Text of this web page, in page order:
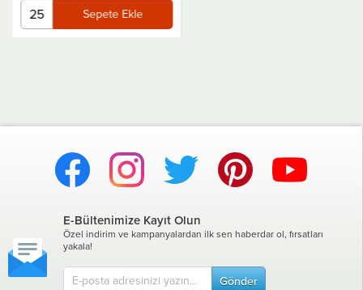
Sepete Ekle
E-Bültenimize Kayıt Olun
Özel indirim ve kampanyalardan ilk sen haberdar ol, fırsatları
yakala!
Gönder